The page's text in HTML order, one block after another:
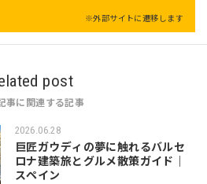
※外部サイトに遷移します
post
事に関連する記事
2026.06.28
巨匠ガウディの夢に触れるバルセ
ロナ建築旅とグルメ散策ガイド｜
スペイン